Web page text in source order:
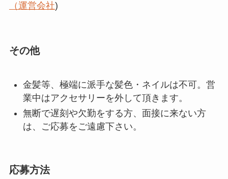
（運営会社)
その他
金髪等、極端に派手な髪色・ネイルは不可。営
業中はアクセサリーを外して頂きます。
無断で遅刻や欠勤をする方、面接に来ない方
は、ご応募をご遠慮下さい。
応募方法